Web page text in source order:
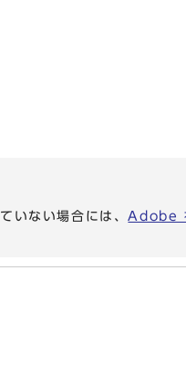
いない場合には、Adobe